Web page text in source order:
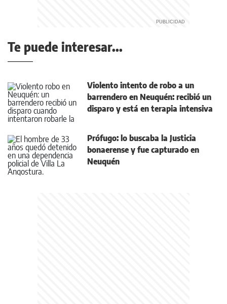
Te puede interesar...
Violento intento de robo a un
barrendero en Neuquén: recibió un
disparo y está en terapia intensiva
Prófugo: lo buscaba la Justicia
bonaerense y fue capturado en
Neuquén